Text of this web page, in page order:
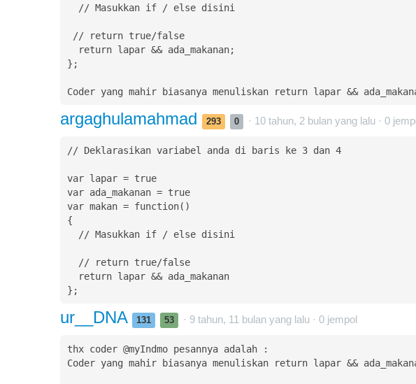
};
Coder yang mahir biasanya menuliskan return lapar &&
argaghulamahmad 293 0 · 10 tahun, 2 bulan yang lalu · 0
// Deklarasikan variabel anda di baris ke 3 dan 4
var lapar = true
var ada_makanan = true
var makan = function()
{
};
ur__DNA 131 53 · 9 tahun, 11 bulan yang lalu · 0 jempol
thx coder @myIndmo pesannya adalah :
Coder yang mahir biasanya menuliskan return lapar &&